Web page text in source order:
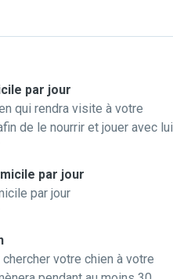
par jour
qui rendra visite à votre
de le nourrir et jouer avec lui
par jour
par jour
votre chien à votre